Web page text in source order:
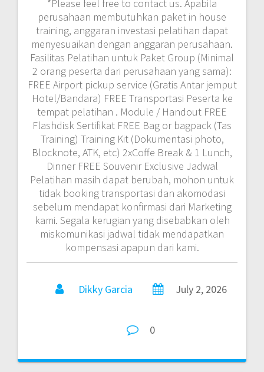
*Please feel free to contact us. Apabila
perusahaan membutuhkan paket in house
training, anggaran investasi pelatihan dapat
menyesuaikan dengan anggaran perusahaan.
Fasilitas Pelatihan untuk Paket Group (Minimal
2 orang peserta dari perusahaan yang sama):
FREE Airport pickup service (Gratis Antar jemput
Hotel/Bandara) FREE Transportasi Peserta ke
tempat pelatihan . Module / Handout FREE
Flashdisk Sertifikat FREE Bag or bagpack (Tas
Training) Training Kit (Dokumentasi photo,
Blocknote, ATK, etc) 2xCoffe Break & 1 Lunch,
Dinner FREE Souvenir Exclusive Jadwal
Pelatihan masih dapat berubah, mohon untuk
tidak booking transportasi dan akomodasi
sebelum mendapat konfirmasi dari Marketing
kami. Segala kerugian yang disebabkan oleh
miskomunikasi jadwal tidak mendapatkan
kompensasi apapun dari kami.
Dikky Garcia July 2, 2026
0